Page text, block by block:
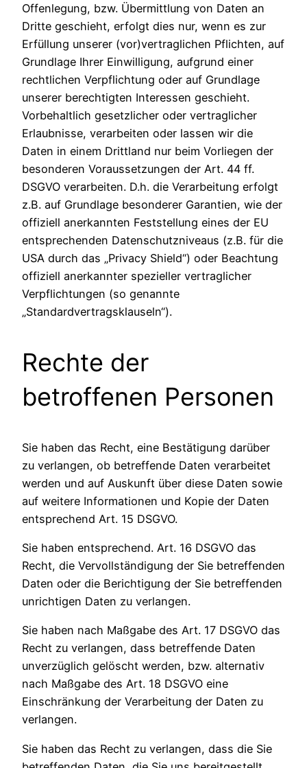
Offenlegung, bzw. Übermittlung von Daten an
Dritte geschieht, erfolgt dies nur, wenn es zur
Erfüllung unserer (vor)vertraglichen Pflichten, auf
Grundlage Ihrer Einwilligung, aufgrund einer
rechtlichen Verpflichtung oder auf Grundlage
unserer berechtigten Interessen geschieht.
Vorbehaltlich gesetzlicher oder vertraglicher
Erlaubnisse, verarbeiten oder lassen wir die
Daten in einem Drittland nur beim Vorliegen der
besonderen Voraussetzungen der Art. 44 ff.
DSGVO verarbeiten. D.h. die Verarbeitung erfolgt
z.B. auf Grundlage besonderer Garantien, wie der
offiziell anerkannten Feststellung eines der EU
entsprechenden Datenschutzniveaus (z.B. für die
USA durch das „Privacy Shield“) oder Beachtung
offiziell anerkannter spezieller vertraglicher
Verpflichtungen (so genannte
„Standardvertragsklauseln“).
Rechte der
betroffenen Personen
Sie haben das Recht, eine Bestätigung darüber
zu verlangen, ob betreffende Daten verarbeitet
werden und auf Auskunft über diese Daten sowie
auf weitere Informationen und Kopie der Daten
entsprechend Art. 15 DSGVO.
Sie haben entsprechend. Art. 16 DSGVO das
Recht, die Vervollständigung der Sie betreffenden
Daten oder die Berichtigung der Sie betreffenden
unrichtigen Daten zu verlangen.
Sie haben nach Maßgabe des Art. 17 DSGVO das
Recht zu verlangen, dass betreffende Daten
unverzüglich gelöscht werden, bzw. alternativ
nach Maßgabe des Art. 18 DSGVO eine
Einschränkung der Verarbeitung der Daten zu
verlangen.
Sie haben das Recht zu verlangen, dass die Sie